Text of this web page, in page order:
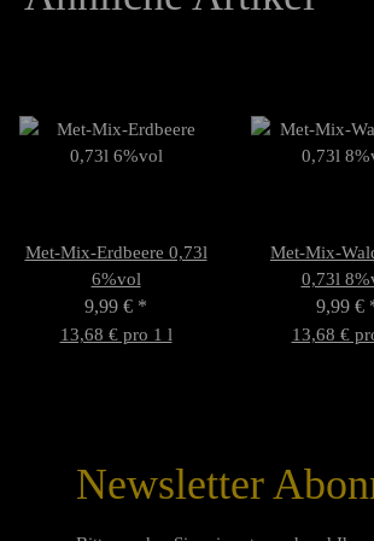
Met-Mix-Erdbeere 0,73l
6%vol
9,99 € *
13,68 € pro 1 l
Met-Mix-
0,73l
9,99 €
13,68 €
Newsletter